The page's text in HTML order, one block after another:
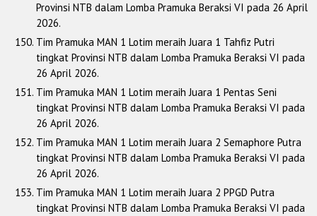
Provinsi NTB dalam Lomba Pramuka Beraksi VI pada 26 April
2026.
Tim Pramuka MAN 1 Lotim meraih Juara 1 Tahfiz Putri
tingkat Provinsi NTB dalam Lomba Pramuka Beraksi VI pada
26 April 2026.
Tim Pramuka MAN 1 Lotim meraih Juara 1 Pentas Seni
tingkat Provinsi NTB dalam Lomba Pramuka Beraksi VI pada
26 April 2026.
Tim Pramuka MAN 1 Lotim meraih Juara 2 Semaphore Putra
tingkat Provinsi NTB dalam Lomba Pramuka Beraksi VI pada
26 April 2026.
Tim Pramuka MAN 1 Lotim meraih Juara 2 PPGD Putra
tingkat Provinsi NTB dalam Lomba Pramuka Beraksi VI pada